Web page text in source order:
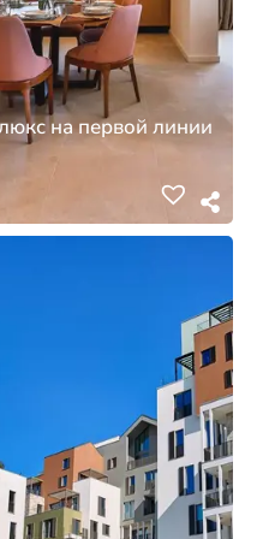
на первой линии